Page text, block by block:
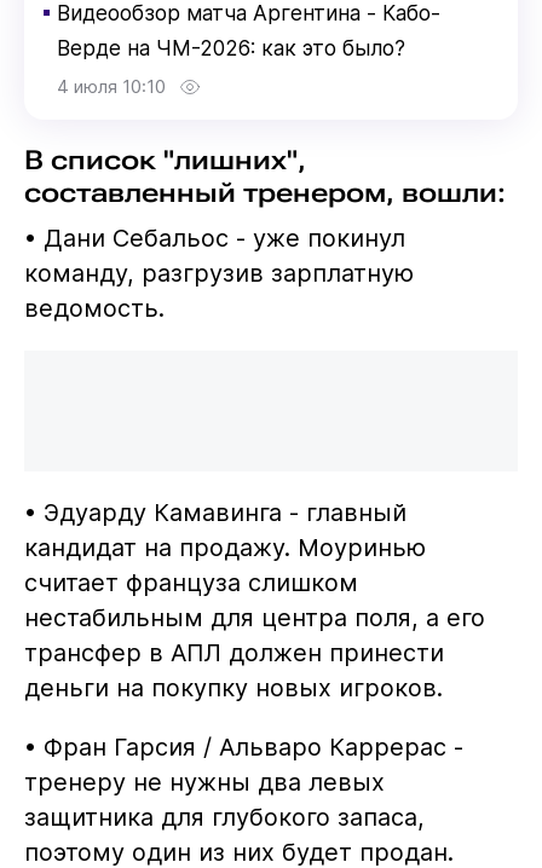
▪ Видеообзор матча Аргентина - Кабо-
Верде на ЧМ-2026: как это было?
4 июля 10:10
В список "лишних",
составленный тренером, вошли:
• Дани Себальос - уже покинул
команду, разгрузив зарплатную
ведомость.
• Эдуарду Камавинга - главный
кандидат на продажу. Моуринью
считает француза слишком
нестабильным для центра поля, а его
трансфер в АПЛ должен принести
деньги на покупку новых игроков.
• Фран Гарсия / Альваро Каррерас -
тренеру не нужны два левых
защитника для глубокого запаса,
поэтому один из них будет продан.